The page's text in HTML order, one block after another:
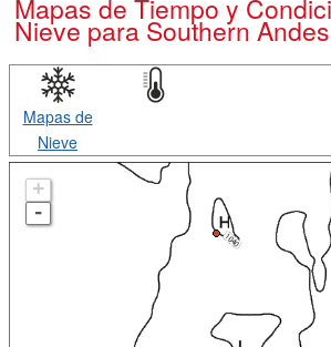
Mapas de Tiempo y Condiciones de
Nievepara Southern Andes
Mapas de
Nieve
+
-